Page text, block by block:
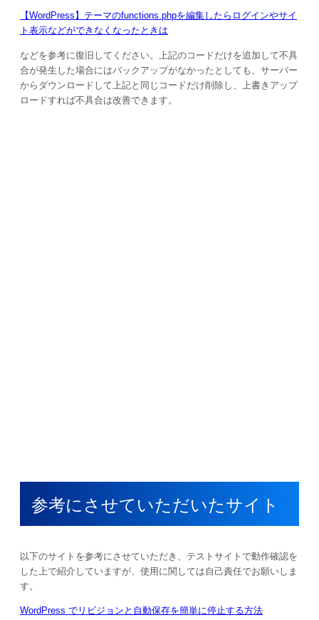
【WordPress】テーマのfunctions.phpを編集したらログインやサイ
ト表示などができなくなったときは
などを参考に復旧してください。上記のコードだけを追加して不具
合が発生した場合にはバックアップがなかったとしても、サーバー
からダウンロードして上記と同じコードだけ削除し、上書きアップ
ロードすれば不具合は改善できます。
参考にさせていただいたサイト
以下のサイトを参考にさせていただき、テストサイトで動作確認を
した上で紹介していますが、使用に関しては自己責任でお願いしま
す。
WordPress でリビジョンと自動保存を簡単に停止する方法